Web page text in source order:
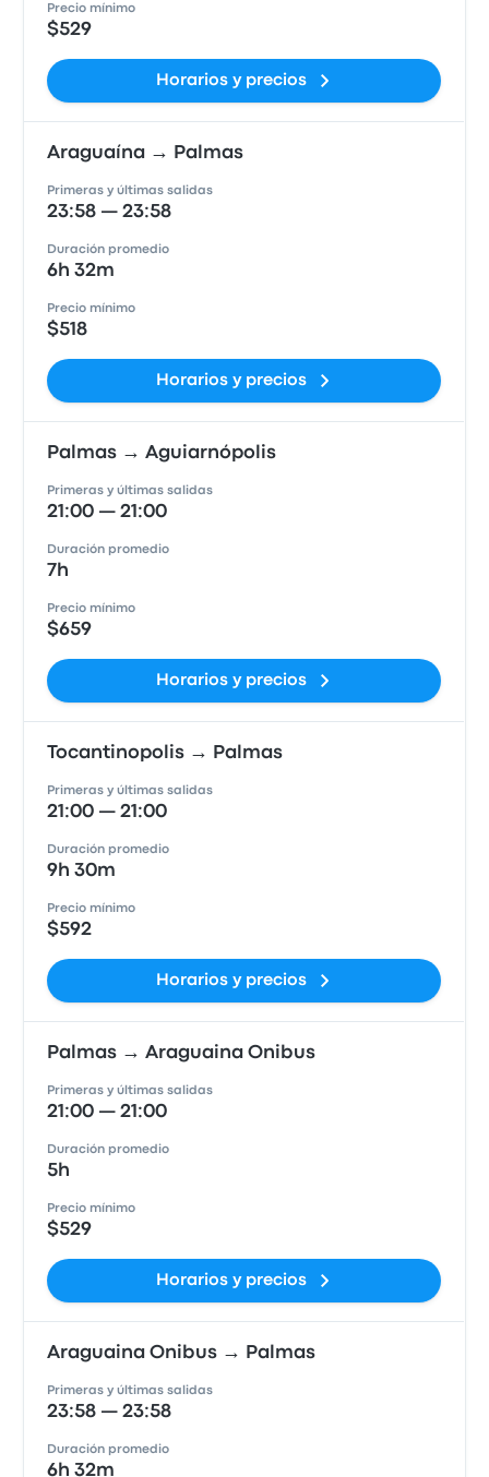
Precio mínimo
$529
Horarios y precios
Araguaína → Palmas
Primeras y últimas salidas
23:58 — 23:58
Duración promedio
6h 32m
Precio mínimo
$518
Horarios y precios
Palmas → Aguiarnópolis
Primeras y últimas salidas
21:00 — 21:00
Duración promedio
7h
Precio mínimo
$659
Horarios y precios
Tocantinopolis → Palmas
Primeras y últimas salidas
21:00 — 21:00
Duración promedio
9h 30m
Precio mínimo
$592
Horarios y precios
Palmas → Araguaina Onibus
Primeras y últimas salidas
21:00 — 21:00
Duración promedio
5h
Precio mínimo
$529
Horarios y precios
Araguaina Onibus → Palmas
Primeras y últimas salidas
23:58 — 23:58
Duración promedio
6h 32m